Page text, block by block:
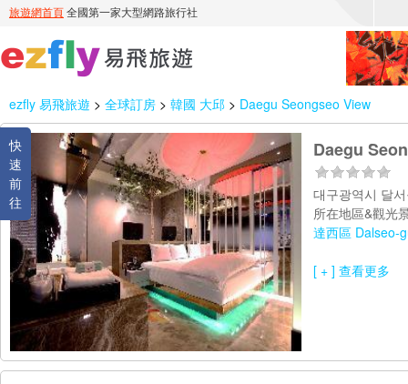
ezfly 易飛旅遊 > 全球訂房 > 韓國 大邱 > Daegu Seongseo View
快
速
前
往
Daegu
대구광역시 달
所在地區&觀光
達西區 Dalseo-
[ + ] 查看更多